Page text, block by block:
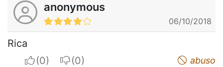
anonymous
06/10/2018
Rica
I apreciateI do not appreciate abuso